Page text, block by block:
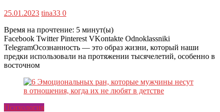
25.01.2023 tina33 0
Время на прочтение: 5 минут(ы)
Facebook Twitter Pinterest VKontakte Odnoklassniki
TelegramОсознанность — это образ жизни, который наши
предки использовали на протяжении тысячелетий, особенно в
восточном
Психология